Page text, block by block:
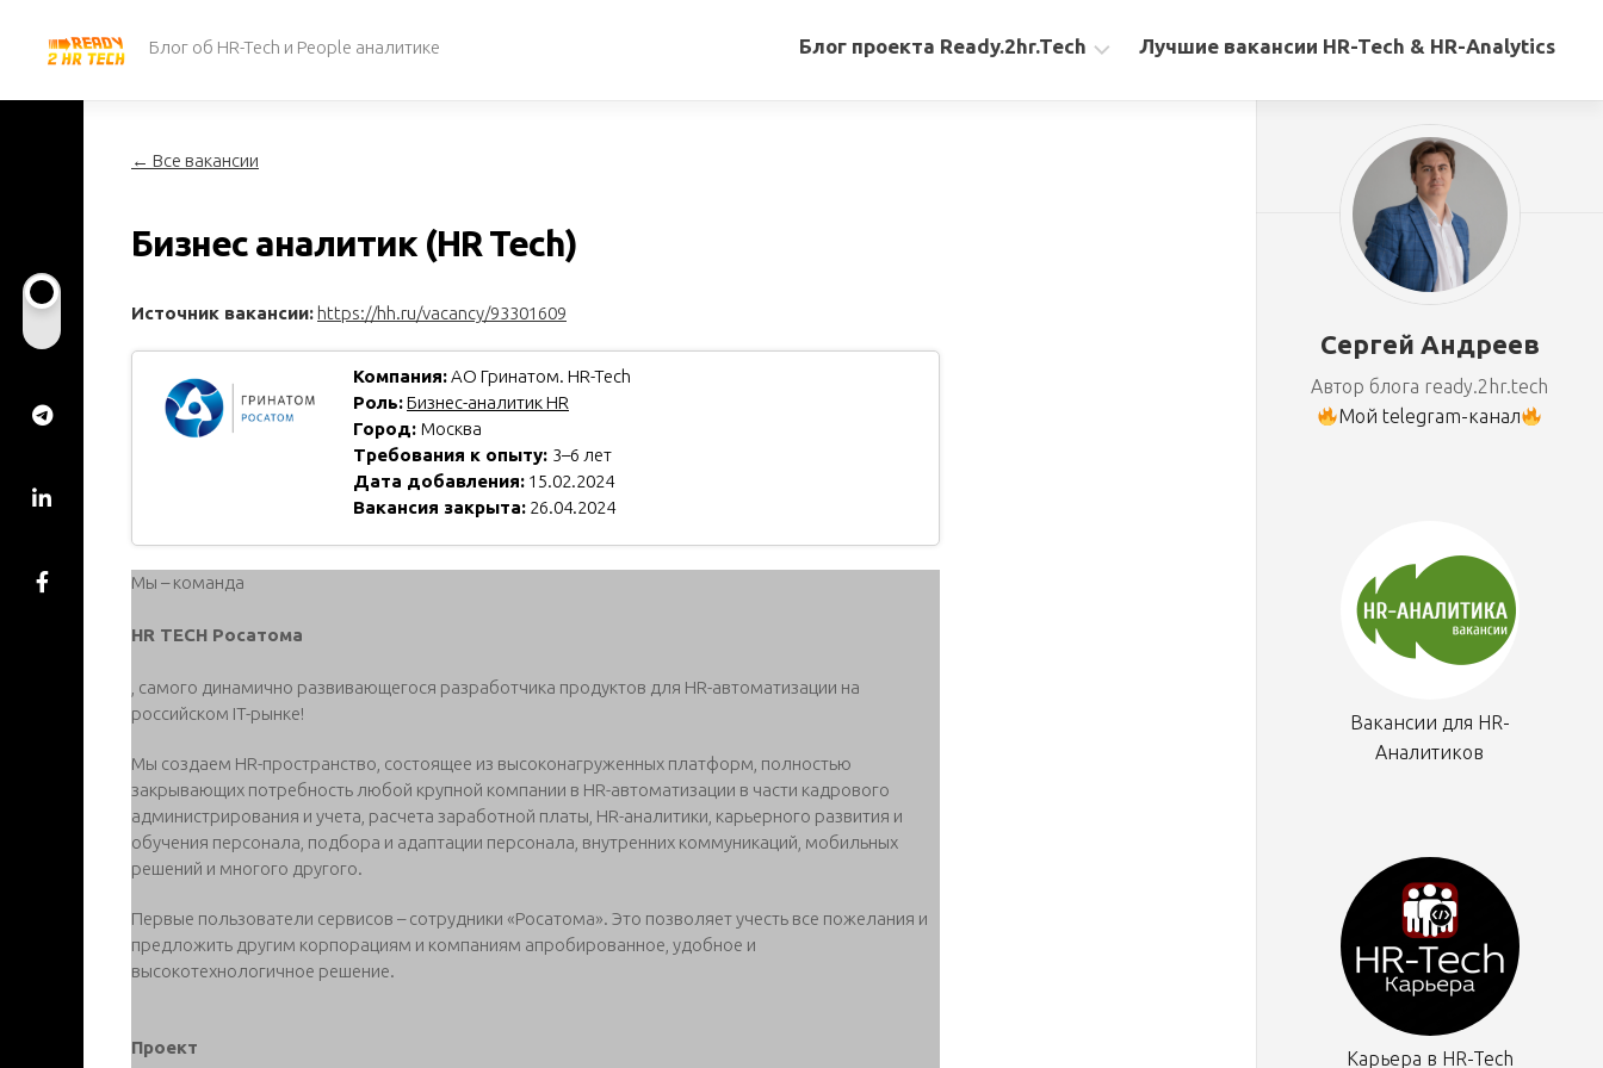
содержанию
Блог об HR-Tech и People аналитике Блог проекта Ready.2hr.Tech Лучшие вакансии HR-Tech & HR-Analytics
← Все вакансии
Бизнес аналитик (HR Tech)
Источник вакансии: https://hh.ru/vacancy/93301609
Компания:АО Гринатом. HR-Tech
Роль:Бизнес-аналитик HR
Город: Москва
Требования к опыту: 3–6 лет
Дата добавления: 15.02.2024
Вакансия закрыта: 26.04.2024
Мы – команда
HR TECH Росатома
, самого динамично развивающегося разработчика продуктов для HR-автоматизации на
российском IT-рынке!
Мы создаем HR-пространство, состоящее из высоконагруженных платформ, полностью
закрывающих потребность любой крупной компании в HR-автоматизации в части кадрового
администрирования и учета, расчета заработной платы, HR-аналитики, карьерного развития и
обучения персонала, подбора и адаптации персонала, внутренних коммуникаций, мобильных
решений и многого другого.
Первые пользователи сервисов – сотрудники «Росатома». Это позволяет учесть все пожелания и
предложить другим корпорациям и компаниям апробированное, удобное и
высокотехнологичное решение.
Проект
Сергей Андреев
Автор блога ready.2hr.tech
Мой telegram-канал
Вакансии для HR-
Аналитиков
Карьера в HR-Tech